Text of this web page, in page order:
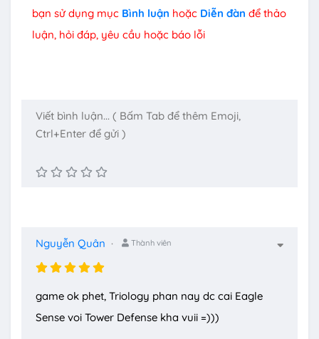
bạn sử dụng mục Bình luận hoặc Diễn đàn để thảo
luận, hỏi đáp, yêu cầu hoặc báo lỗi
Nguyễn Quân Thành viên
game ok phet, Triology phan nay dc cai Eagle
Sense voi Tower Defense kha vuii =)))